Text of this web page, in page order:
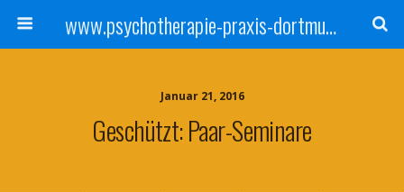
www.psychotherapie-praxis-dortmund.de
Januar 21, 2016
Geschützt: Paar-Seminare